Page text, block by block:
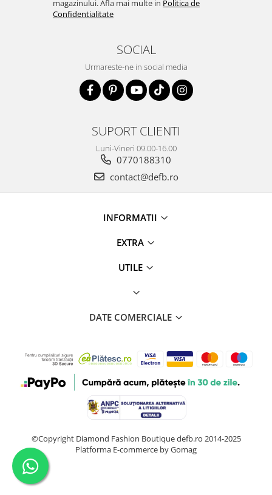
magazinului. Afla mai multe in Politica de
Confidentialitate
SOCIAL
Urmareste-ne in social media
SUPORT CLIENTI
Luni-Vineri 09.00-16.00
0770188310
contact@defb.ro
INFORMATII
EXTRA
UTILE
DATE COMERCIALE
©Copyright Diamond Fashion Boutique defb.ro 2014-2025
Platforma E-commerce by Gomag